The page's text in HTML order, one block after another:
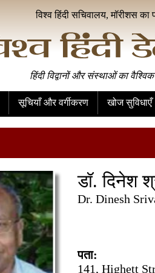
विश्व हिंदी सचिवालय, मॉरीशस का
हिंदी विद्वानों और संस्थाओं का
सूचियाँ और वर्गीकरण खोज सुविधाएँ
डॉ. दिनेश
Dr. Dinesh
पता:
141, Highett